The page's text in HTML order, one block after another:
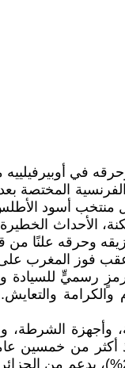
في
المختصة
منتخب أسود
وحرقه علنًا
(3-0) في دور الـ16 من
رسميٍّ للسيادة
والكرامة
الشرطة،
أكثر من خمسين